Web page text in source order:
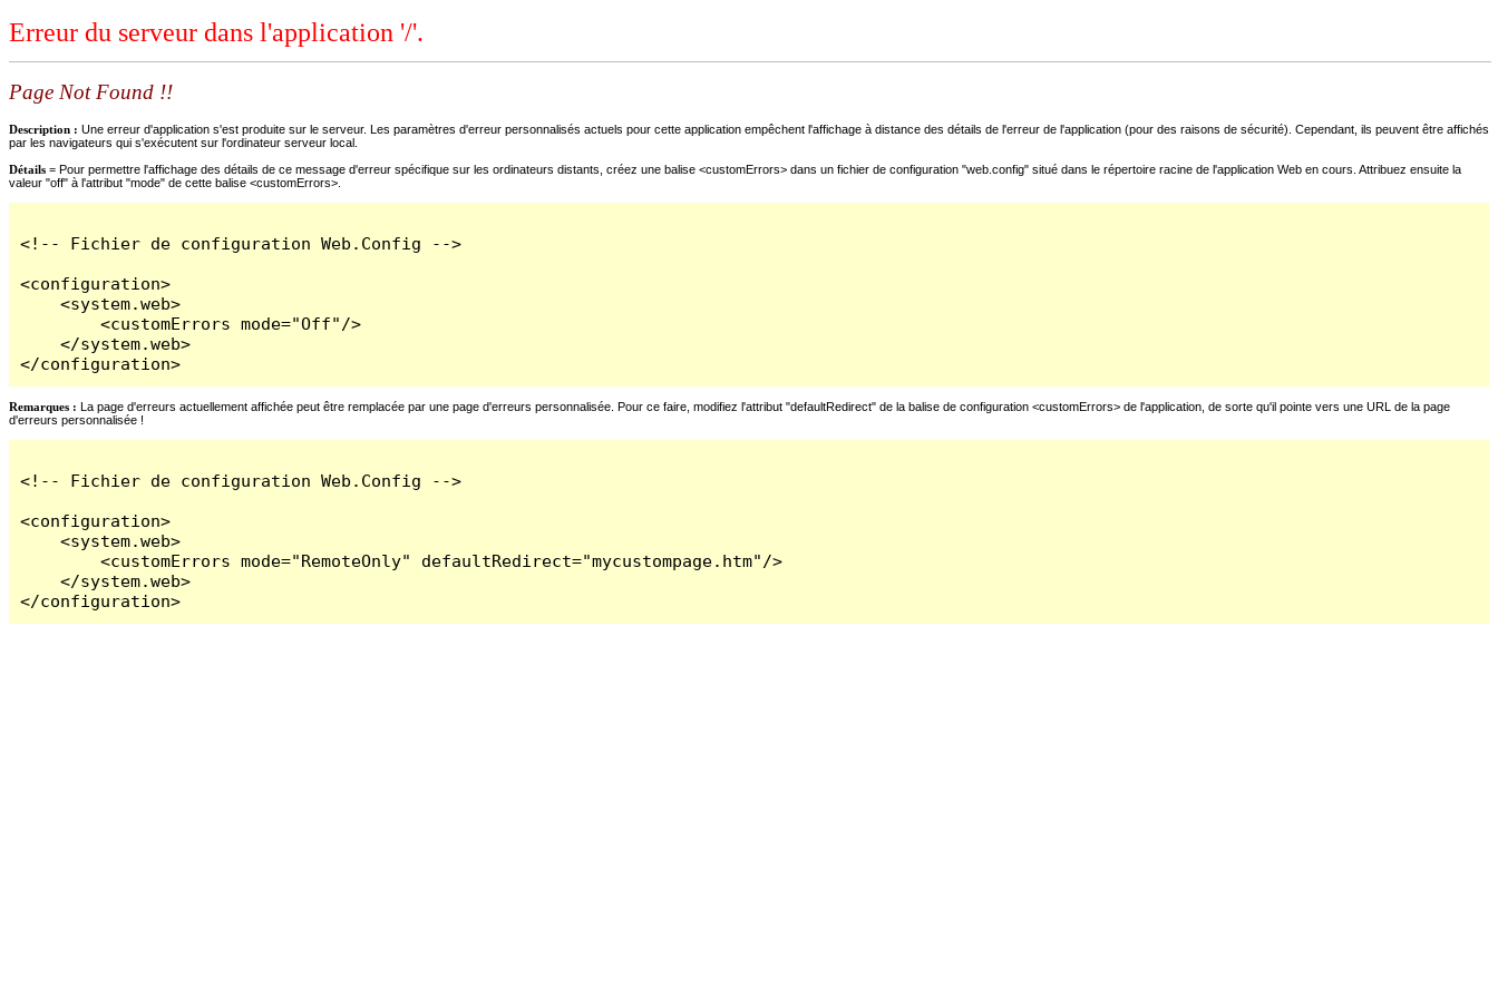
Erreur du serveur dans l'application '/'.
Page Not Found !!
Description : Une erreur d'application s'est produite sur le serveur. Les paramètres d'erreur personnalisés actuels pour cette application empêchent l'affichage à distance des détails de l'erreur de l'application (pour des raisons de sécurité). Cependant, ils peuvent être affichés
par les navigateurs qui s'exécutent sur l'ordinateur serveur local.
Détails = Pour permettre l'affichage des détails de ce message d'erreur spécifique sur les ordinateurs distants, créez une balise <customErrors> dans un fichier de configuration "web.config" situé dans le répertoire racine de l'application Web en cours. Attribuez ensuite la
valeur "off" à l'attribut "mode" de cette balise <customErrors>.
<!-- Fichier de configuration Web.Config -->
<configuration>
    <system.web>
        <customErrors mode="Off"/>
    </system.web>
</configuration>
Remarques : La page d'erreurs actuellement affichée peut être remplacée par une page d'erreurs personnalisée. Pour ce faire, modifiez l'attribut "defaultRedirect" de la balise de configuration <customErrors> de l'application, de sorte qu'il pointe vers une URL de la page
d'erreurs personnalisée !
<!-- Fichier de configuration Web.Config -->
<configuration>
    <system.web>
        <customErrors mode="RemoteOnly" defaultRedirect="mycustompage.htm"/>
    </system.web>
</configuration>